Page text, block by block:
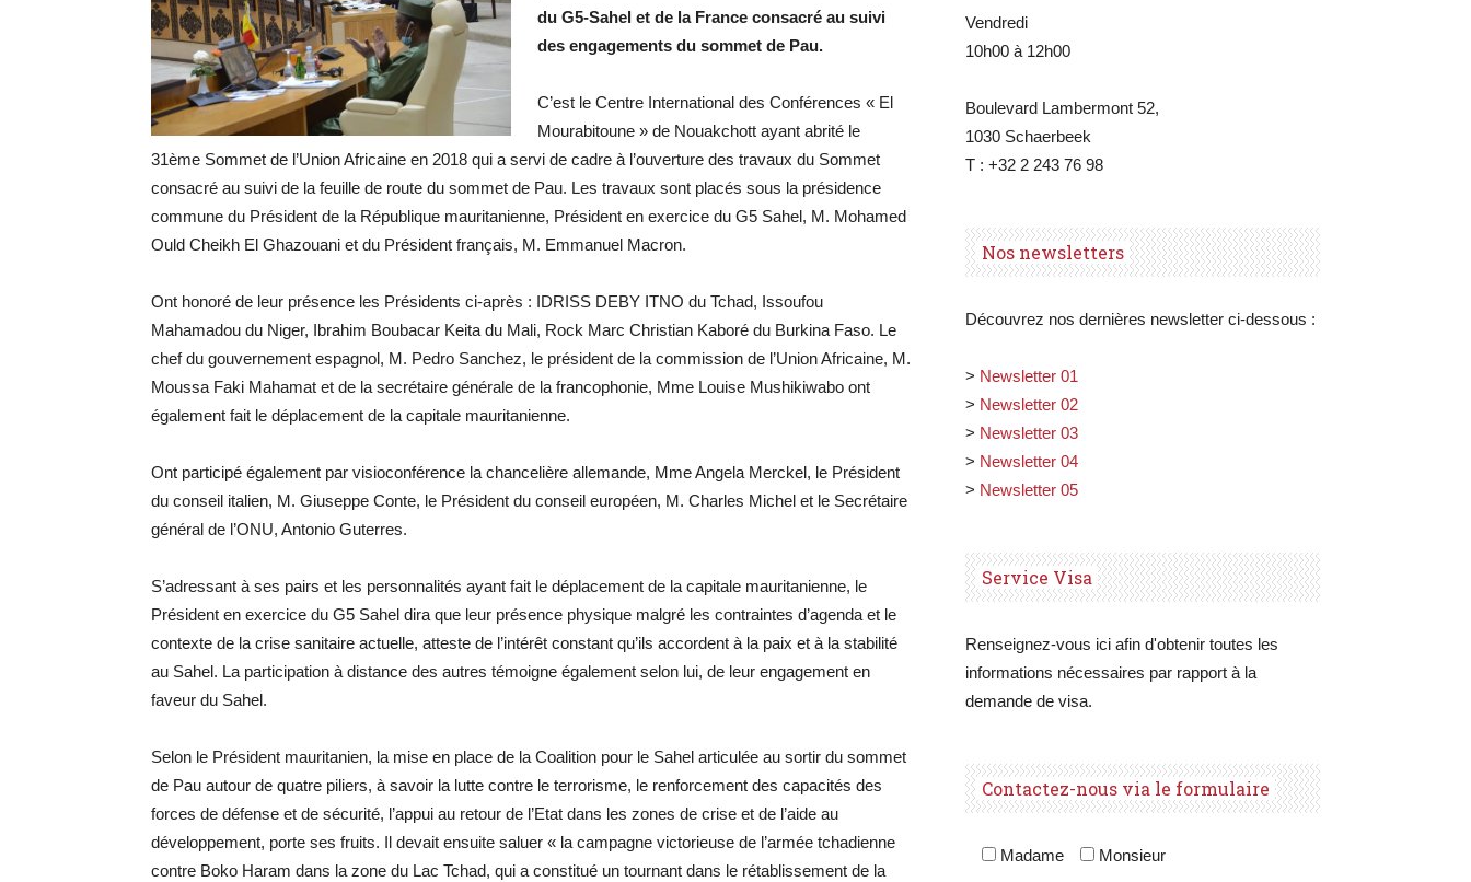
du G5-Sahel et de la France consacré au suivi
des engagements du sommet de Pau.
C’est le Centre International des Conférences « El
Mourabitoune » de Nouakchott ayant abrité le
31ème Sommet de l’Union Africaine en 2018 qui a servi de cadre à l’ouverture des travaux du Sommet
consacré au suivi de la feuille de route du sommet de Pau. Les travaux sont placés sous la présidence
commune du Président de la République mauritanienne, Président en exercice du G5 Sahel, M. Mohamed
Ould Cheikh El Ghazouani et du Président français, M. Emmanuel Macron.
Ont honoré de leur présence les Présidents ci-après : IDRISS DEBY ITNO du Tchad, Issoufou
Mahamadou du Niger, Ibrahim Boubacar Keita du Mali, Rock Marc Christian Kaboré du Burkina Faso. Le
chef du gouvernement espagnol, M. Pedro Sanchez, le président de la commission de l’Union Africaine, M.
Moussa Faki Mahamat et de la secrétaire générale de la francophonie, Mme Louise Mushikiwabo ont
également fait le déplacement de la capitale mauritanienne.
Ont participé également par visioconférence la chancelière allemande, Mme Angela Merckel, le Président
du conseil italien, M. Giuseppe Conte, le Président du conseil européen, M. Charles Michel et le Secrétaire
général de l’ONU, Antonio Guterres.
S’adressant à ses pairs et les personnalités ayant fait le déplacement de la capitale mauritanienne, le
Président en exercice du G5 Sahel dira que leur présence physique malgré les contraintes d’agenda et le
contexte de la crise sanitaire actuelle, atteste de l’intérêt constant qu’ils accordent à la paix et à la stabilité
au Sahel. La participation à distance des autres témoigne également selon lui, de leur engagement en
faveur du Sahel.
Selon le Président mauritanien, la mise en place de la Coalition pour le Sahel articulée au sortir du sommet
de Pau autour de quatre piliers, à savoir la lutte contre le terrorisme, le renforcement des capacités des
forces de défense et de sécurité, l’appui au retour de l’Etat dans les zones de crise et de l’aide au
développement, porte ses fruits. Il devait ensuite saluer « la campagne victorieuse de l’armée tchadienne
contre Boko Haram dans la zone du Lac Tchad, qui a constitué un tournant dans le rétablissement de la
Vendredi
10h00 à 12h00
Boulevard Lambermont 52,
1030 Schaerbeek
T : +32 2 243 76 98
Nos newsletters
Découvrez nos dernières newsletter ci-dessous :
> Newsletter 01
> Newsletter 02
> Newsletter 03
> Newsletter 04
> Newsletter 05
Service Visa
Renseignez-vous ici afin d'obtenir toutes les
informations nécessaires par rapport à la
demande de visa.
Contactez-nous via le formulaire
Madame Monsieur